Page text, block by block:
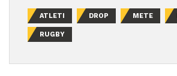
ATLETI DROP METE
RUGBY